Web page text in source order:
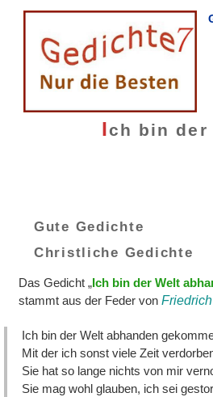
Ich bin der
Gute Gedichte
Christliche Gedichte
Das Gedicht „Ich bin der Welt
stammt aus der Feder von
Ich bin der Welt abhanden
Mit der ich sonst viele Zeit
Sie hat so lange nichts von mir
Sie mag wohl glauben, ich sei